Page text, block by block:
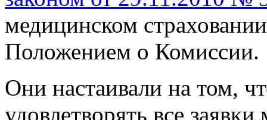
медицинском
Положением о Комиссии.
Они настаивали на том,
удовлетворять все